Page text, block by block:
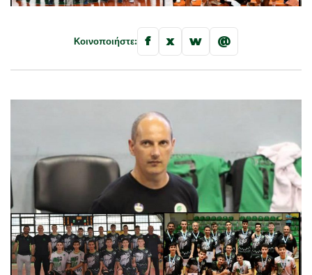
Κοινοποιήστε: f x w @